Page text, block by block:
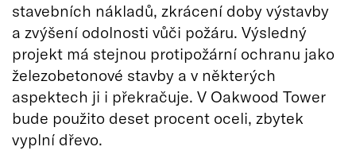
stavebních nákladů, zkrácení doby výstavby
a zvýšení odolnosti vůči požáru. Výsledný
projekt má stejnou protipožární ochranu jako
železobetonové stavby a v některých
aspektech ji i překračuje. V Oakwood Tower
bude použito deset procent oceli, zbytek
vyplní dřevo.